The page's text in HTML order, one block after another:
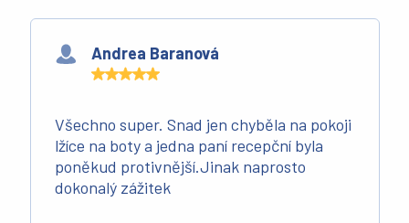
Andrea Baranová
Všechno super. Snad jen chyběla na pokoji
lžíce na boty a jedna paní recepční byla
poněkud protivnější.Jinak naprosto
dokonalý zážitek